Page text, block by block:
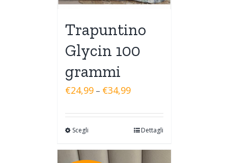
Trapuntino
Glycin 100
grammi
€24,99– €34,99
Scegli Dettagli